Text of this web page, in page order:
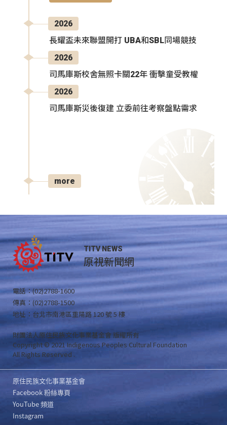
2026
長耀盃未來聯盟開打 UBA和SBL同場競技
2026
司馬庫斯校舍無照卡關22年 衝擊童受教權
2026
司馬庫斯災後復建 立委前往考察盤點需求
more
TITV NEWS
原視新聞網
電話：(02)2788-1600
傳真：(02)2788-1500
地址：台北市南港區重陽路 120 號 5 樓
財團法人原住民族文化事業基金會 版權所有
Copyright © 2021 Indigenous Peoples Cultural Foundation
All Rights Reserved .
原住民族文化事業基金會
Facebook 粉絲專頁
YouTube 頻道
Instagram